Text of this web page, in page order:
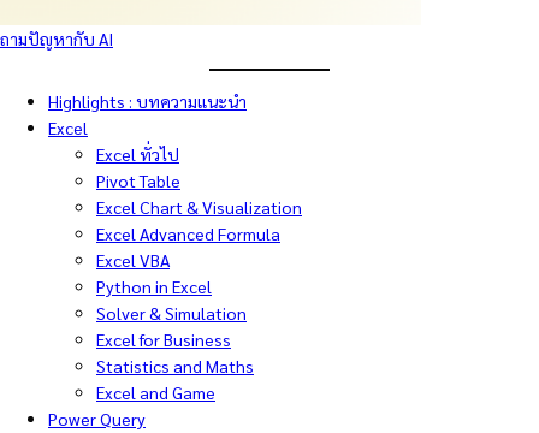
ถามปัญหากับ AI
Highlights : บทความแนะนำ
Excel
Excel ทั่วไป
Pivot Table
Excel Chart & Visualization
Excel Advanced Formula
Excel VBA
Python in Excel
Solver & Simulation
Excel for Business
Statistics and Maths
Excel and Game
Power Query